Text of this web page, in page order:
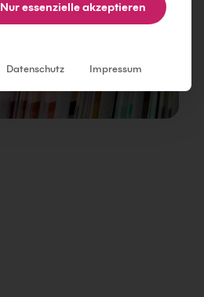
Nur essenzielle akzeptieren
Datenschutz Impressum